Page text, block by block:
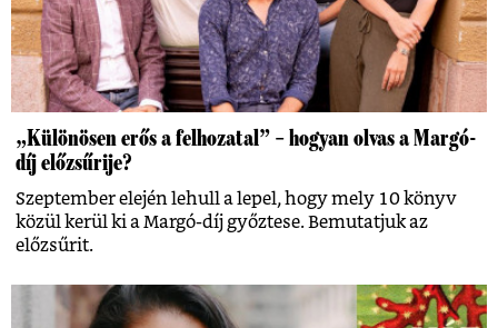
„Különösen erős a felhozatal” – hogyan olvas a Margó-
díj előzsűrije?
Szeptember elején lehull a lepel, hogy mely 10 könyv
közül kerül ki a Margó-díj győztese. Bemutatjuk az
előzsűrit.